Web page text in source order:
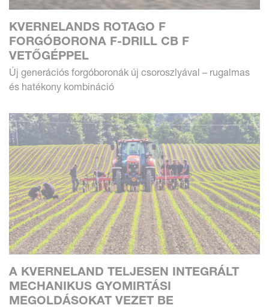
KVERNELANDS ROTAGO F
FORGÓBORONA F-DRILL CB F
VETŐGÉPPEL
Új generációs forgóboronák új csoroszlyával – rugalmas
és hatékony kombináció
A KVERNELAND TELJESEN INTEGRÁLT
MECHANIKUS GYOMIRTÁSI
MEGOLDÁSOKAT VEZET BE